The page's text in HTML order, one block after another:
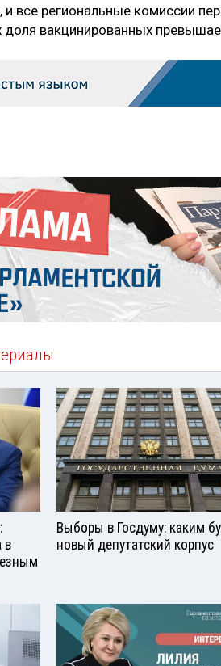
все региональные комиссии
доля вакцинированных
в
Выборы в Госдуму: каким
новый депутатский корпус